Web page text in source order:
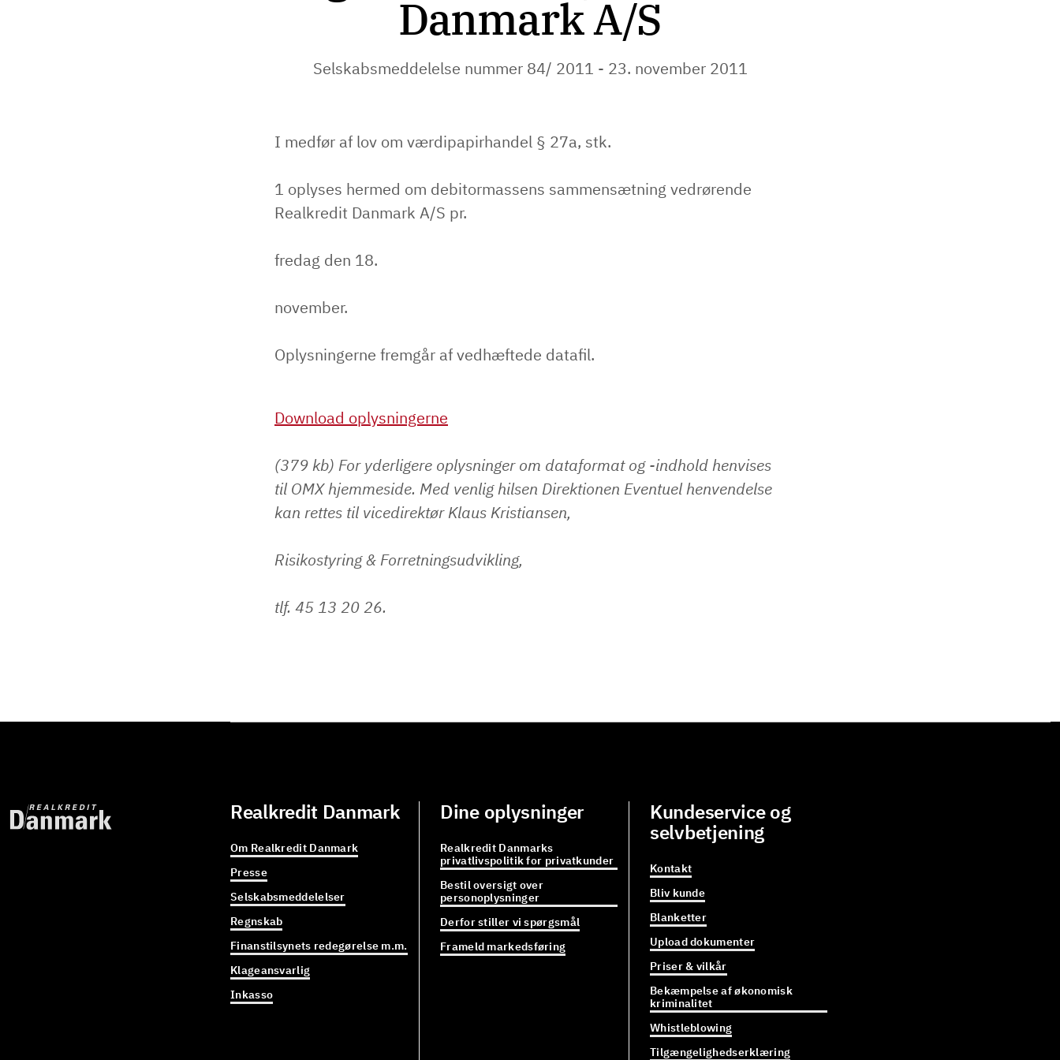
Danmark A/S
Selskabsmeddelelse nummer 84/ 2011 - 23. november 2011
I medfør af lov om værdipapirhandel § 27a, stk.
1 oplyses hermed om debitormassens sammensætning vedrørende
Realkredit Danmark A/S pr.
fredag den 18.
november.
Oplysningerne fremgår af vedhæftede datafil.
Download oplysningerne
(379 kb) For yderligere oplysninger om dataformat og -indhold henvises
til OMX hjemmeside. Med venlig hilsen Direktionen Eventuel henvendelse
kan rettes til vicedirektør Klaus Kristiansen,
Risikostyring & Forretningsudvikling,
tlf. 45 13 20 26.
Realkredit Danmark
Om Realkredit Danmark
Presse
Selskabsmeddelelser
Regnskab
Finanstilsynets redegørelse m.m.
Klageansvarlig
Inkasso
Dine oplysninger
Realkredit Danmarks
privatlivspolitik for privatkunder
Bestil oversigt over
personoplysninger
Derfor stiller vi spørgsmål
Frameld markedsføring
Kundeservice og
selvbetjening
Kontakt
Bliv kunde
Blanketter
Upload dokumenter
Priser & vilkår
Bekæmpelse af økonomisk
kriminalitet
Whistleblowing
Tilgængelighedserklæring